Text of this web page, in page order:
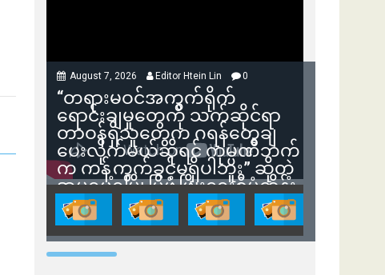
August 7, 2026 Editor Htein Lin 0
“တရားမဝင်အကွက်ရိုက်
ရောင်းချမှုတွေကို သက်ဆိုင်ရာ
တာဝန်ရှိသူတွေက ဂရန်တွေချ
ပေးလိုက်မယ်ဆိုရင် ကုမ္ပဏီဘက်
က ကန့်ကွက်ခွင့်မရှိပါဘူး” ဆိုတဲ့
အမရပူရမြို့ပြဖွံ့ဖြိုးရေးစီမံကိန်း
ဒါရိုက်တာ ဦးဇော်ရဲဝင်းနဲ့ တွေ့ဆုံ
ခြင်း